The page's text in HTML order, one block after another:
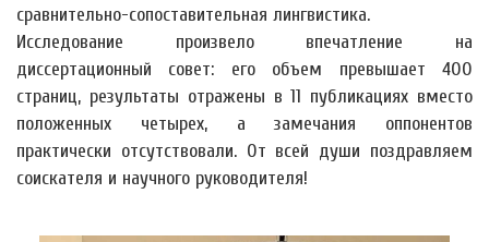
сравнительно-сопоставительная лингвистика.
Исследование произвело впечатление на
диссертационный совет: его объем превышает 400
страниц, результаты отражены в 11 публикациях вместо
положенных четырех, а замечания оппонентов
практически отсутствовали. От всей души поздравляем
соискателя и научного руководителя!